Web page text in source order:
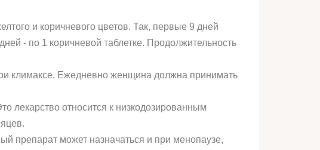
и коричневого цветов. Так, первые 9 дней
- по 1 коричневой таблетке. Продолжительность
климаксе. Ежедневно женщина должна принимать
лекарство относится к низкодозированным
препарат может назначаться и при менопаузе,